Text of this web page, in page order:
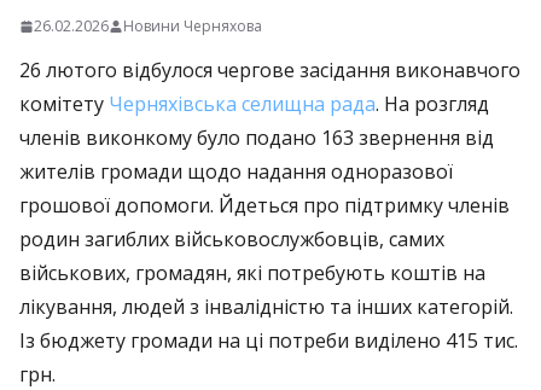
26.02.2026 Новини Черняхова
26 лютого відбулося чергове засідання виконавчого
комітету Черняхівська селищна рада. На розгляд
членів виконкому було подано 163 звернення від
жителів громади щодо надання одноразової
грошової допомоги. Йдеться про підтримку членів
родин загиблих військовослужбовців, самих
військових, громадян, які потребують коштів на
лікування, людей з інвалідністю та інших категорій.
Із бюджету громади на ці потреби виділено 415 тис.
грн.